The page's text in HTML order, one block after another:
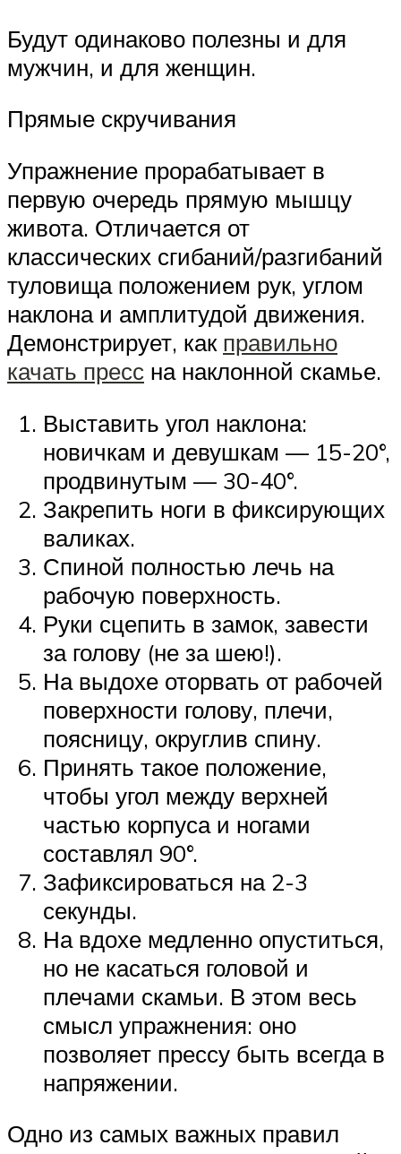
Будут одинаково полезны и для
мужчин, и для женщин.
Прямые скручивания
Упражнение прорабатывает в
первую очередь прямую мышцу
живота. Отличается от
классических сгибаний/разгибаний
туловища положением рук, углом
наклона и амплитудой движения.
Демонстрирует, как правильно
качать пресс на наклонной скамье.
Выставить угол наклона:
новичкам и девушкам — 15-20°,
продвинутым — 30-40°.
Закрепить ноги в фиксирующих
валиках.
Спиной полностью лечь на
рабочую поверхность.
Руки сцепить в замок, завести
за голову (не за шею!).
На выдохе оторвать от рабочей
поверхности голову, плечи,
поясницу, округлив спину.
Принять такое положение,
чтобы угол между верхней
частью корпуса и ногами
составлял 90°.
Зафиксироваться на 2-3
секунды.
На вдохе медленно опуститься,
но не касаться головой и
плечами скамьи. В этом весь
смысл упражнения: оно
позволяет прессу быть всегда в
напряжении.
Одно из самых важных правил